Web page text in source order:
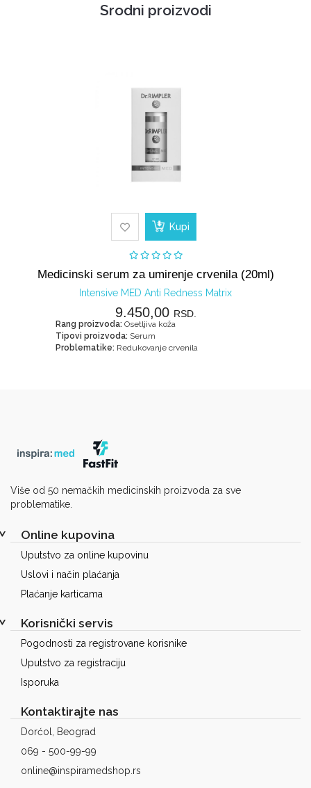
Srodni proizvodi
Kupi
Medicinski serum za umirenje crvenila (20ml)
Intensive MED Anti Redness Matrix
9.450,00 RSD.
Rang proizvoda: Osetljiva koža
Tipovi proizvoda: Serum
Problematike: Redukovanje crvenila
Više od 50 nemačkih medicinskih proizvoda za sve
problematike.
Online kupovina
Uputstvo za online kupovinu
Uslovi i način plaćanja
Plaćanje karticama
Korisnički servis
Pogodnosti za registrovane korisnike
Uputstvo za registraciju
Isporuka
Kontaktirajte nas
Dorćol, Beograd
069 - 500-99-99
online@inspiramedshop.rs